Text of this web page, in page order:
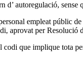
d’ autoregulació,
empleat públic
aprovat per
que implique tota